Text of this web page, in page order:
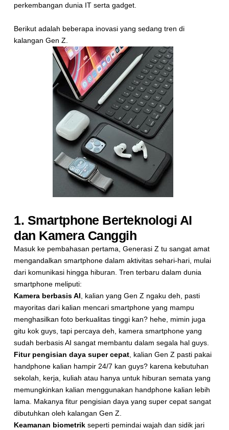
perkembangan dunia IT serta gadget.
Berikut adalah beberapa inovasi yang sedang tren di
kalangan Gen Z.
1. Smartphone Berteknologi AI
dan Kamera Canggih
Masuk ke pembahasan pertama, Generasi Z tu sangat amat
mengandalkan smartphone dalam aktivitas sehari-hari, mulai
dari komunikasi hingga hiburan. Tren terbaru dalam dunia
smartphone meliputi:
Kamera berbasis AI , kalian yang Gen Z ngaku deh, pasti
mayoritas dari kalian mencari smartphone yang mampu
menghasilkan foto berkualitas tinggi kan? hehe, mimin juga
gitu kok guys, tapi percaya deh, kamera smartphone yang
sudah berbasis AI sangat membantu dalam segala hal guys.
Fitur pengisian daya super cepat , kalian Gen Z pasti pakai
handphone kalian hampir 24/7 kan guys? karena kebutuhan
sekolah, kerja, kuliah atau hanya untuk hiburan semata yang
memungkinkan kalian menggunakan handphone kalian lebih
lama. Makanya fitur pengisian daya yang super cepat sangat
dibutuhkan oleh kalangan Gen Z.
Keamanan biometrik seperti pemindai wajah dan sidik jari